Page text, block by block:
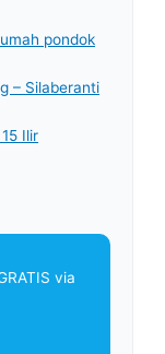
pondok
– Silaberanti
Ilir
via